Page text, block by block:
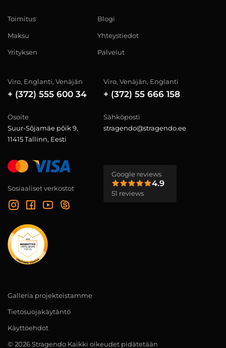
Toimitus
Maksu
Yrityksen
Blogi
Yhteystiedot
Palvelut
Viro, Englanti, Venäjän
+ (372) 555 600 34
Viro, Venäjän, Englanti
+ (372) 55 666 158
Osoite
Suur-Sõjamäe põik 9,
11415 Tallinn, Eesti
Sähköposti
stragendo@stragendo.ee
Sosiaaliset verkostot
Google reviews
4.9
51 reviews
Galleria projekteistamme
Tietosuojakäytäntö
Käyttöehdot
© 2026 Stragendo Kaikki oikeudet pidätetään